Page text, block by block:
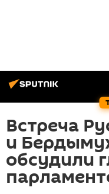
Встреча
и
обсудили